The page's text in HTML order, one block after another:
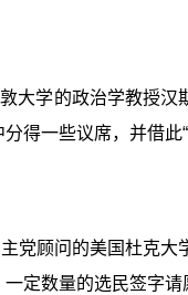
大学的政治学教授汉
得一些议席，并借此“
党顾问的美国杜克
定数量的选民签字请